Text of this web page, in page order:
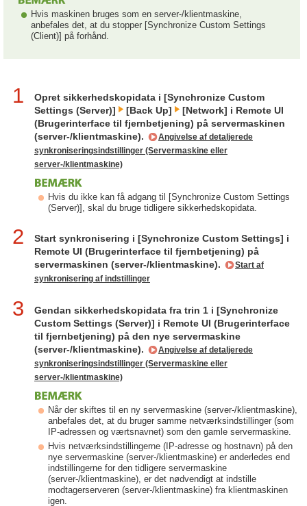
Hvis maskinen bruges som en server-/klientmaskine,
anbefales det, at du stopper [Synchronize Custom Settings
(Client)] på forhånd.
1
Opret sikkerhedskopidata i [Synchronize Custom
Settings (Server)]
[Back Up]
[Network] i Remote UI
(Brugerinterface til fjernbetjening) på servermaskinen
(server-/klientmaskine).
Angivelse af detaljerede
synkroniseringsindstillinger (Servermaskine eller
server-/klientmaskine)
Hvis du ikke kan få adgang til [Synchronize Custom Settings
(Server)], skal du bruge tidligere sikkerhedskopidata.
2
Start synkronisering i [Synchronize Custom Settings] i
Remote UI (Brugerinterface til fjernbetjening) på
servermaskinen (server-/klientmaskine).
Start af
synkronisering af indstillinger
3
Gendan sikkerhedskopidata fra trin 1 i [Synchronize
Custom Settings (Server)] i Remote UI (Brugerinterface
til fjernbetjening) på den nye servermaskine
(server-/klientmaskine).
Angivelse af detaljerede
synkroniseringsindstillinger (Servermaskine eller
server-/klientmaskine)
Når der skiftes til en ny servermaskine (server-/klientmaskine),
anbefales det, at du bruger samme netværksindstillinger (som
IP-adressen og værtsnavnet) som den gamle servermaskine.
Hvis netværksindstillingerne (IP-adresse og hostnavn) på den
nye servermaskine (server-/klientmaskine) er anderledes end
indstillingerne for den tidligere servermaskine
(server-/klientmaskine), er det nødvendigt at indstille
modtagerserveren (server-/klientmaskine) fra klientmaskinen
igen.